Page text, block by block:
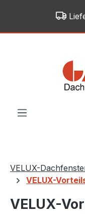
Zum Hauptinhalt
VELUX-
VELUX-
VELUX-